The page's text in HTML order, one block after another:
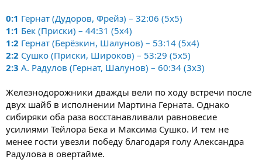
0:1 Гернат (Дудоров, Фрейз) – 32:06 (5x5)
1:1 Бек (Приски) – 44:31 (5x4)
1:2 Гернат (Берёзкин, Шалунов) – 53:14 (5x4)
2:2 Сушко (Приски, Широков) – 53:29 (5x5)
2:3 А. Радулов (Гернат, Шалунов) – 60:34 (3x3)
Железнодорожники дважды вели по ходу встречи после
двух шайб в исполнении Мартина Герната. Однако
сибиряки оба раза восстанавливали равновесие
усилиями Тейлора Бека и Максима Сушко. И тем не
менее гости увезли победу благодаря голу Александра
Радулова в овертайме.